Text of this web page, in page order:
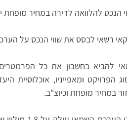
להביא בחשבון את כל הפרמטרים
הפרויקט ומאפייניו,
במחיר מופחת וכיוצ"ב.